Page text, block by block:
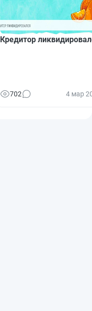
Кредитор
702 4 мар